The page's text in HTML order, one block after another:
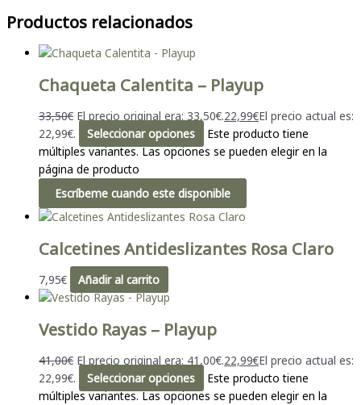
Productos relacionados
Chaqueta Calentita – Playup
33,50€ El precio original era: 33,50€.22,99€El precio actual es:
22,99€.
Seleccionar opciones
Este producto tiene
múltiples variantes. Las opciones se pueden elegir en la
página de producto
Escríbeme cuando este disponible
Calcetines Antideslizantes Rosa Claro
7,95€ Añadir al carrito
Vestido Rayas – Playup
41,00€ El precio original era: 41,00€.22,99€El precio actual es:
22,99€.
Seleccionar opciones
Este producto tiene
múltiples variantes. Las opciones se pueden elegir en la